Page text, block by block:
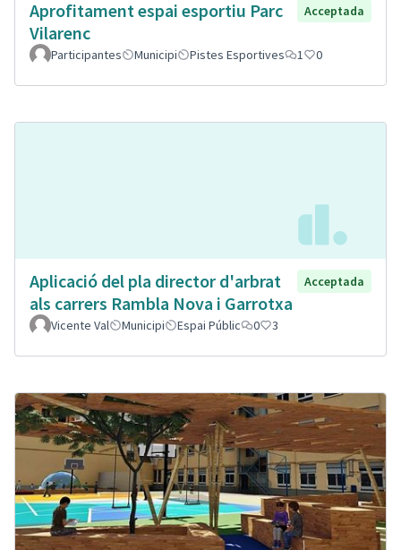
Aprofitament espai esportiu Parc
Vilarenc
Acceptada
Participantes Municipi Pistes Esportives 1 0
Aplicació del pla director d'arbrat
als carrers Rambla Nova i Garrotxa
Acceptada
Vicente Val Municipi Espai Públic 0 3